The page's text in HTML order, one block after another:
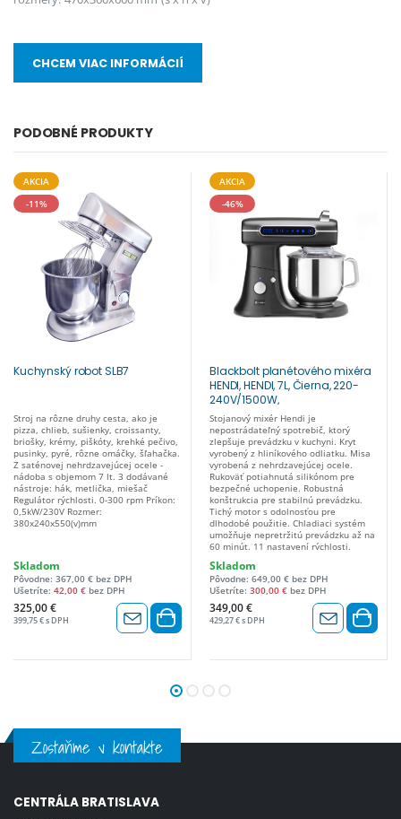
CHCEM VIAC INFORMÁCIÍ
PODOBNÉ PRODUKTY
AKCIA
-11%
Kuchynský robot SLB7
Stroj na rôzne druhy cesta, ako je
pizza, chlieb, sušienky, croissanty,
briošky, krémy, piškóty, krehké pečivo,
pusinky, pyré, rôzne omáčky, šľahačka.
Z saténovej nehrdzavejúcej ocele -
nádoba s objemom 7 lt. 3 dodávané
nástroje: hák, metlička, miešač
Regulátor rýchlosti. 0-300 rpm Príkon:
0,5kW/230V Rozmer:
380x240x550(v)mm
Skladom
Pôvodne: 367,00 € bez DPH
Ušetríte: 42,00 € bez DPH
325,00 €
399,75 € s DPH
AKCIA
-46%
Blackbolt planétového mixéra
HENDI, HENDI, 7L, Čierna, 220-
240V/1500W,
460x310x(H)379mm čierny
221570
Stojanový mixér Hendi je
nepostrádateľný spotrebič, ktorý
zlepšuje prevádzku v kuchyni. Kryt
vyrobený z hliníkového odliatku. Misa
vyrobená z nehrdzavejúcej ocele.
Rukoväť potiahnutá silikónom pre
bezpečné uchopenie. Robustná
konštrukcia pre stabilnú prevádzku.
Tichý motor s odolnosťou pre
dlhodobé použitie. Chladiaci systém
umožňuje nepretržitú prevádzku až na
60 minút. 11 nastavení rýchlosti.
programy: Cesto, piškótové cesto,
šľahanie smotany, šľahanie vajíčok.
Ochrana proti prehriatiu. Kapacita: 7
litrov. - Múka: 0,2 – 1,5 kg. - Vaječné
bielka: 2 – 20. - Smotana na šľahanie:
150 – 1 500 ml. - Čerstvá smotana: 0,1
cesto z nehrdzavejúcej ocele (18/8) -
lopatka Všetko príslušenstvo je vhodné
do umývačky riadu. Na vymiesenie
miesenie malého množstva cesta.
Skladom
Pôvodne: 649,00 € bez DPH
Ušetríte: 300,00 € bez DPH
349,00 €
429,27 € s DPH
Zostaňme v kontakte
CENTRÁLA BRATISLAVA